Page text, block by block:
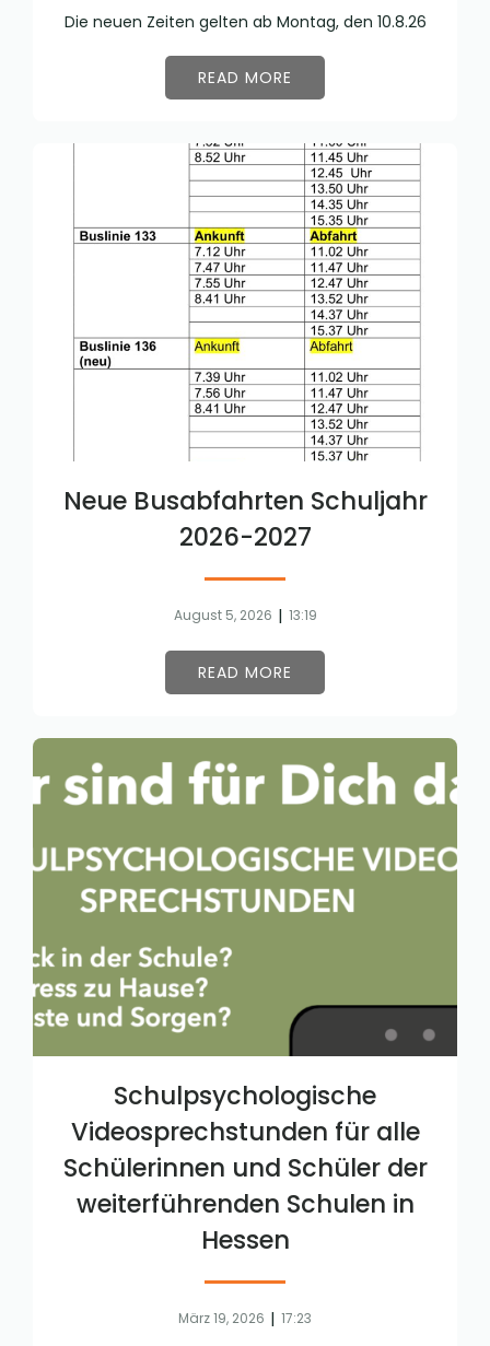
Die neuen Zeiten gelten ab Montag, den 10.8.26
READ MORE
Neue Busabfahrten Schuljahr
2026-2027
August 5, 2026 | 13:19
READ MORE
Schulpsychologische
Videosprechstunden für alle
Schülerinnen und Schüler der
weiterführenden Schulen in
Hessen
März 19, 2026 | 17:23